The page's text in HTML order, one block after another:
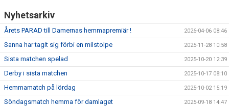
Nyhetsarkiv
Årets PARAD till Damernas hemmapremiär ! 2026-04-06 08:46
Sanna har tagit sig förbi en milstolpe 2025-11-28 10:58
Sista matchen spelad 2025-10-20 12:39
Derby i sista matchen 2025-10-17 08:10
Hemmamatch på lördag 2025-10-02 15:19
Söndagsmatch hemma för damlaget 2025-09-18 14:47